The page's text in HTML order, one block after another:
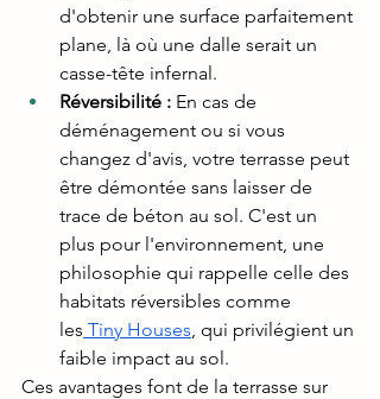
d'obtenir une surface parfaitement
plane, là où une dalle serait un
casse-tête infernal.
Réversibilité : En cas de
déménagement ou si vous
changez d'avis, votre terrasse peut
être démontée sans laisser de
trace de béton au sol. C'est un
plus pour l'environnement, une
philosophie qui rappelle celle des
habitats réversibles comme
les Tiny Houses, qui privilégient un
faible impact au sol.
Ces avantages font de la terrasse sur